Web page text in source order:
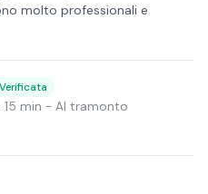
molto professionali e
Verificata
15 min - Al tramonto